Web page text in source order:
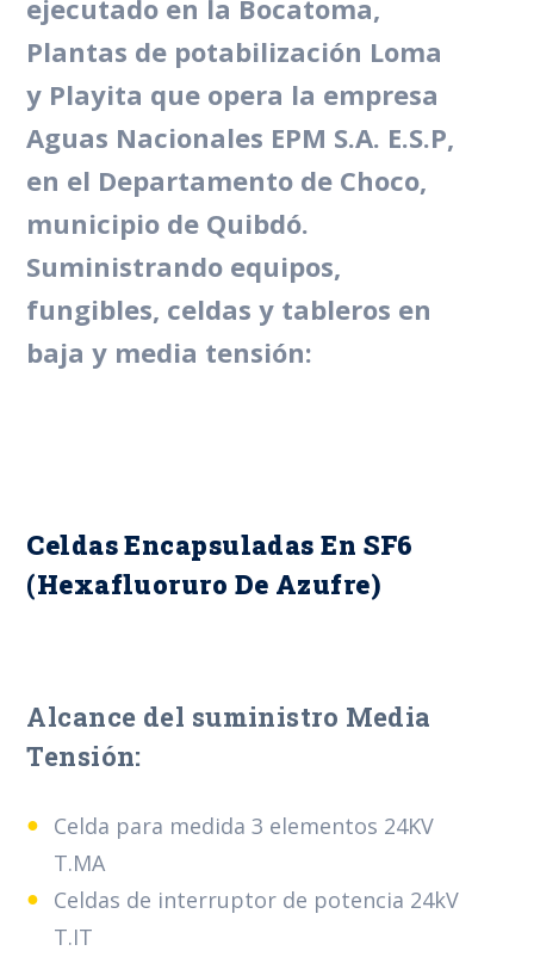
ejecutado en la Bocatoma,
Plantas de potabilización Loma
y Playita que opera la empresa
Aguas Nacionales EPM S.A. E.S.P,
en el Departamento de Choco,
municipio de Quibdó.
Suministrando equipos,
fungibles, celdas y tableros en
baja y media tensión:
Celdas Encapsuladas En SF6
(Hexafluoruro De Azufre)
Alcance del suministro Media
Tensión:
Celda para medida 3 elementos 24KV
T.MA
Celdas de interruptor de potencia 24kV
T.IT